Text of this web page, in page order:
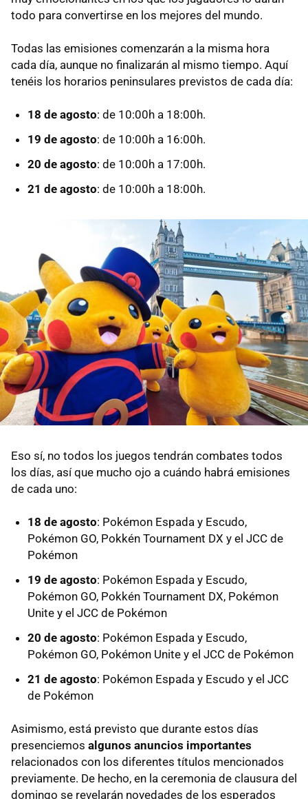
todo para convertirse en los mejores del mundo.
Todas las emisiones comenzarán a la misma hora
cada día, aunque no finalizarán al mismo tiempo. Aquí
tenéis los horarios peninsulares previstos de cada día:
18 de agosto: de 10:00h a 18:00h.
19 de agosto: de 10:00h a 16:00h.
20 de agosto: de 10:00h a 17:00h.
21 de agosto: de 10:00h a 18:00h.
Eso sí, no todos los juegos tendrán combates todos
los días, así que mucho ojo a cuándo habrá emisiones
de cada uno:
18 de agosto: Pokémon Espada y Escudo,
Pokémon GO, Pokkén Tournament DX y el JCC de
Pokémon
19 de agosto: Pokémon Espada y Escudo,
Pokémon GO, Pokkén Tournament DX, Pokémon
Unite y el JCC de Pokémon
20 de agosto: Pokémon Espada y Escudo,
Pokémon GO, Pokémon Unite y el JCC de Pokémon
21 de agosto: Pokémon Espada y Escudo y el JCC
de Pokémon
Asimismo, está previsto que durante estos días
presenciemos algunos anuncios importantes
relacionados con los diferentes títulos mencionados
previamente. De hecho, en la ceremonia de clausura del
domingo se revelarán novedades de los esperados